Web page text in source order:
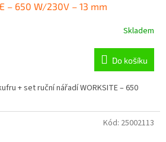
– 650 W/230V – 13 mm
Skladem
Do košíku
+ set ruční nářadí WORKSITE – 650
Kód: 25002113